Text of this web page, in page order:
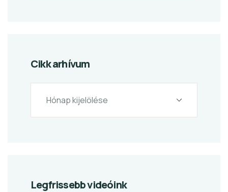
Cikk arhívum
Legfrissebb videóink